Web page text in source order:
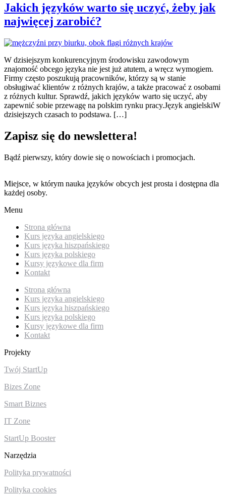
Jakich języków warto się uczyć, żeby jak
najwięcej zarobić?
W dzisiejszym konkurencyjnym środowisku zawodowym
znajomość obcego języka nie jest już atutem, a wręcz wymogiem.
Firmy często poszukują pracowników, którzy są w stanie
obsługiwać klientów z różnych krajów, a także pracować z osobami
z różnych kultur. Sprawdź, jakich języków warto się uczyć, aby
zapewnić sobie przewagę na polskim rynku pracy.Język angielskiW
dzisiejszych czasach to podstawa. […]
Zapisz się do newslettera!
Bądź pierwszy, który dowie się o nowościach i promocjach.
Miejsce, w którym nauka języków obcych jest prosta i dostępna dla
każdej osoby.
Menu
Strona główna
Kurs języka angielskiego
Kurs języka hiszpańskiego
Kurs języka polskiego
Kursy językowe dla firm
Kontakt
Strona główna
Kurs języka angielskiego
Kurs języka hiszpańskiego
Kurs języka polskiego
Kursy językowe dla firm
Kontakt
Projekty
Twój StartUp
Bizes Zone
Smart Biznes
IT Zone
StartUp Booster
Narzędzia
Polityka prywatności
Polityka cookies